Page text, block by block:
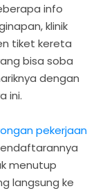
info
klinik
tiket kereta
bisa soba
dengan
ini.
pekerjaan
menutup
langsung ke